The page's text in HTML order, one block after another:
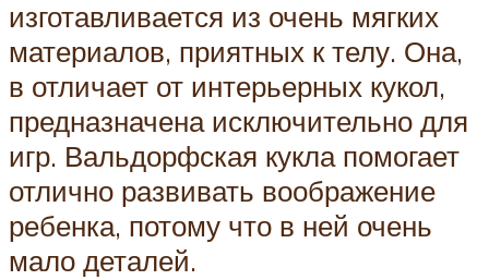
изготавливается из очень мягких
материалов, приятных к телу. Она,
в отличает от интерьерных кукол,
предназначена исключительно для
игр. Вальдорфская кукла помогает
отлично развивать воображение
ребенка, потому что в ней очень
мало деталей.